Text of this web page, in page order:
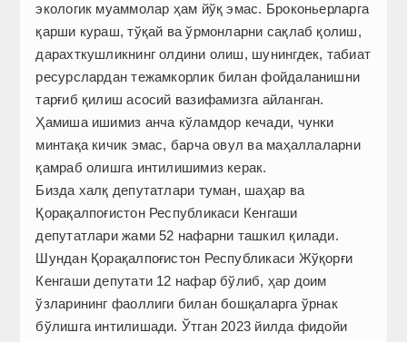
экологик муаммолар ҳам йўқ эмас. Броконьерларга
қарши кураш, тўқай ва ўрмонларни сақлаб қолиш,
дарахткушликнинг олдини олиш, шунингдек, табиат
ресурслардан тежамкорлик билан фойдаланишни
тарғиб қилиш асосий вазифамизга айланган.
Ҳамиша ишимиз анча кўламдор кечади, чунки
минтақа кичик эмас, барча овул ва маҳаллаларни
қамраб олишга интилишимиз керак.
Бизда халқ депутатлари туман, шаҳар ва
Қорақалпоғистон Республикаси Кенгаши
депутатлари жами 52 нафарни ташкил қилади.
Шундан Қорақалпоғистон Республикаси Жўқорғи
Кенгаши депутати 12 нафар бўлиб, ҳар доим
ўзларининг фаоллиги билан бошқаларга ўрнак
бўлишга интилишади. Ўтган 2023 йилда фидойи